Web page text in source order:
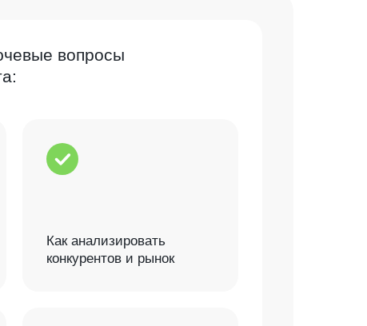
Как анализировать
конкурентов и рынок
вопросы